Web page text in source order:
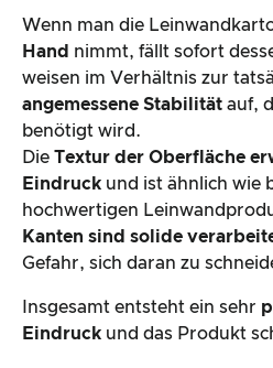
Wenn man die
Hand nimmt, fällt sofort
weisen im Verhältnis zur
angemessene Stabilität auf,
benötigt wird.
Die Textur der Oberfläche
Eindruck und ist ähnlich wie
hochwertigen
Kanten sind solide
Gefahr, sich daran zu
Insgesamt entsteht ein sehr
Eindruck und das Produkt